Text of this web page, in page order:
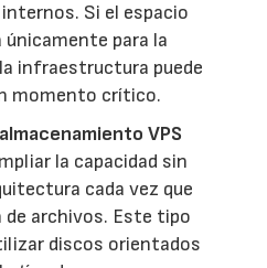
Si el espacio
únicamente para la
infraestructura puede
momento crítico.
almacenamiento VPS
la capacidad sin
cada vez que
archivos. Este tipo
discos orientados